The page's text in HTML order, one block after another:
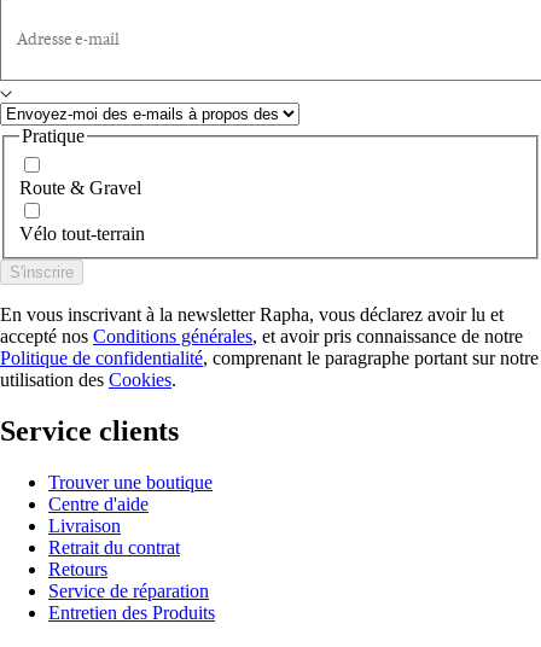
Adresse e-mail
Pratique
Route & Gravel
Vélo tout-terrain
S'inscrire
En vous inscrivant à la newsletter Rapha, vous déclarez avoir lu et
accepté nos Conditions générales, et avoir pris connaissance de notre
Politique de confidentialité, comprenant le paragraphe portant sur notre
utilisation des Cookies.
Service clients
Trouver une boutique
Centre d'aide
Livraison
Retrait du contrat
Retours
Service de réparation
Entretien des Produits